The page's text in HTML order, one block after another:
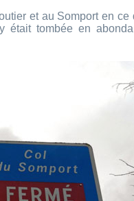
et au Somport en ce
était tombée en